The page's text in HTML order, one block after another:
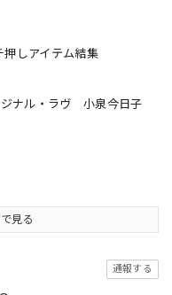
押しアイテム結集
ナル・ラヴ 小泉今日子
見る
通報する